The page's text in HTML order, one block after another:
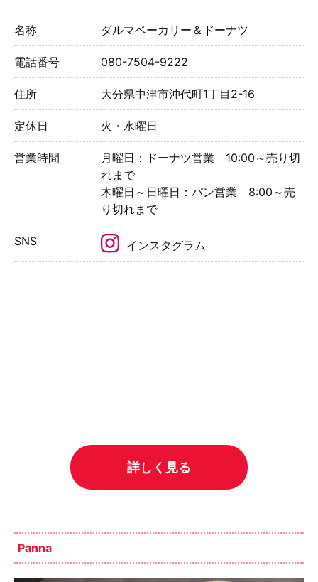
名称 ダルマベーカリー＆ドーナツ
電話番号 080-7504-9222
住所 大分県中津市沖代町1丁目2-16
定休日 火・水曜日
営業時間
月曜日：ドーナツ営業 10:00～売り切
れまで
木曜日～日曜日：パン営業 8:00～売
り切れまで
SNS インスタグラム
詳しく見る
Panna